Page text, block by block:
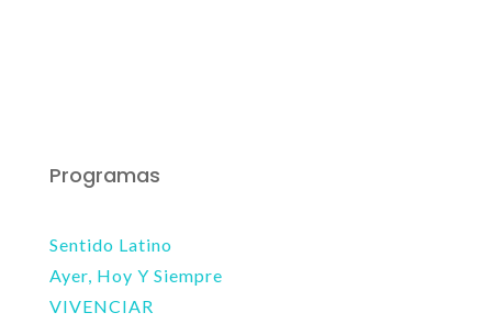
Programas
Sentido Latino
Ayer, Hoy Y Siempre
VIVENCIAR